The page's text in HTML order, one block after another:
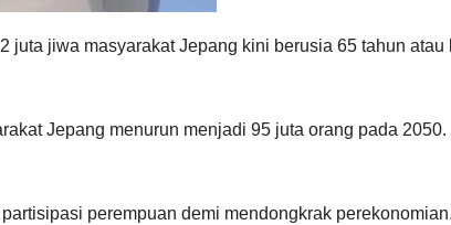
juta jiwa masyarakat Jepang kini berusia 65 tahun
Jepang menurun menjadi 95 juta orang pada
perempuan demi mendongkrak